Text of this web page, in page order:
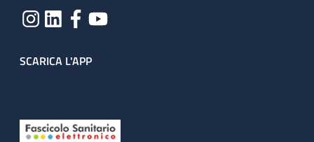
SCARICA L'APP